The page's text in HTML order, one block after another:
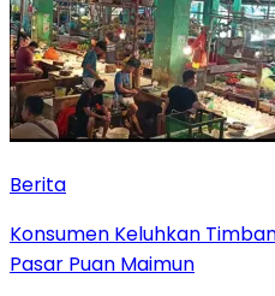
Berita
Konsumen Keluhkan
Pasar Puan Maimun